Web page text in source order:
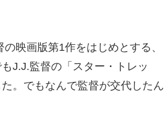
映画版第1作をはじめとする、
J.J.監督の「スター・トレッ
。でもなんで監督が交代したん